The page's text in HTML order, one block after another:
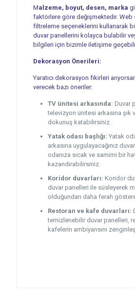
Malzeme, boyut, desen, marka
faktörlere göre değişmektedir. Web
filtreleme seçeneklerini kullanarak
duvar panellerini kolayca bulabilir
bilgileri için bizimle iletişime
Dekorasyon Önerileri:
Yaratıcı dekorasyon fikirleri
verecek bazı öneriler:
TV ünitesi arkasında: Duvar
televizyon ünitesi arkasına şık
dokunuş katabilirsiniz.
Yatak odası başlığı: Yatak
arkasına uygulayacağınız
odanıza sıcak ve samimi bir
kazandırabilirsiniz.
Koridor duvarları: Koridor
duvar panelleri ile süsleyerek
olduğundan daha ferah
Restoran ve kafe duvarları:
temizlenebilir duvar panelleri,
kafelerin ambiyansını